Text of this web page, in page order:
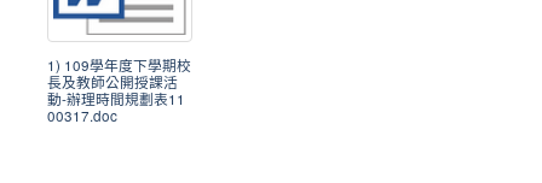
1) 109學年度下學期校
長及教師公開授課活
動-辦理時間規劃表11
00317.doc